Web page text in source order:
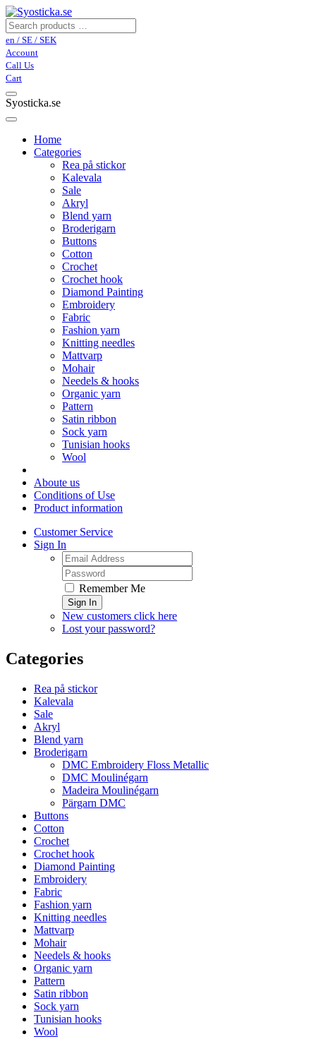
en / SE / SEK
Account
Call Us
Cart
Syosticka.se
Home
Categories
Rea på stickor
Kalevala
Sale
Akryl
Blend yarn
Broderigarn
Buttons
Cotton
Crochet
Crochet hook
Diamond Painting
Embroidery
Fabric
Fashion yarn
Knitting needles
Mattvarp
Mohair
Needels & hooks
Organic yarn
Pattern
Satin ribbon
Sock yarn
Tunisian hooks
Wool
Aboute us
Conditions of Use
Product information
Customer Service
Sign In
Remember Me
Sign In
New customers click here
Lost your password?
Categories
Rea på stickor
Kalevala
Sale
Akryl
Blend yarn
Broderigarn
DMC Embroidery Floss Metallic
DMC Moulinégarn
Madeira Moulinégarn
Pärgarn DMC
Buttons
Cotton
Crochet
Crochet hook
Diamond Painting
Embroidery
Fabric
Fashion yarn
Knitting needles
Mattvarp
Mohair
Needels & hooks
Organic yarn
Pattern
Satin ribbon
Sock yarn
Tunisian hooks
Wool